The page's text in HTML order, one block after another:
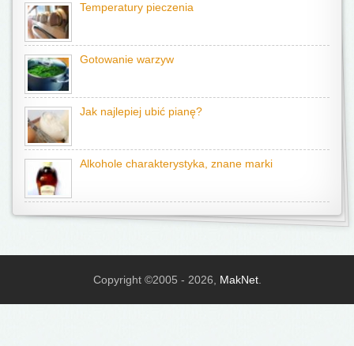
Temperatury pieczenia
Gotowanie warzyw
Jak najlepiej ubić pianę?
Alkohole charakterystyka, znane marki
Copyright ©2005 - 2026, MakNet.